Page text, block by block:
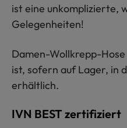
ist eine unkomplizierte,
Gelegenheiten!
Damen-Wollkrepp-
ist, sofern auf Lager, in
erhältlich.
IVN BEST zertifiziert